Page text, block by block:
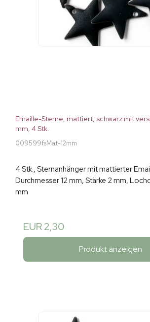
Emaille-Sterne, mattiert, schwarz mit
mm, 4 Stk.
009599fsMat-12mm
4 Stk., Sternanhänger mit mattierter
Durchmesser 12 mm, Stärke 2 mm,
mm
EUR 2,30
Produkt anzeigen